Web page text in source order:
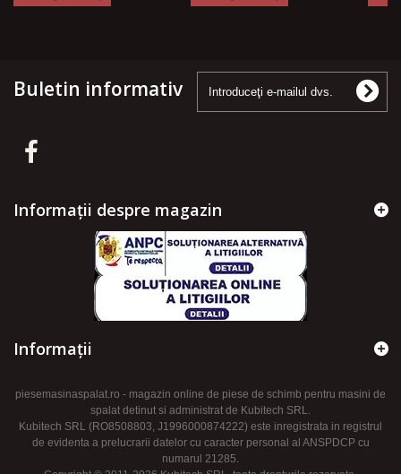
Buletin informativ
Informații despre magazin
Informaţii
piesemasinaspalat.ro - magazin online de piese de schimb pentru masini de
spalat detinut si administrat de Kubitech SRL.
Kubitech SRL (RO8508803, J1996000874222) este inregistrata in registrul
de evidenta a prelucrarii datelor cu caracter personal al ANSPDCP cu
numarul 21285.